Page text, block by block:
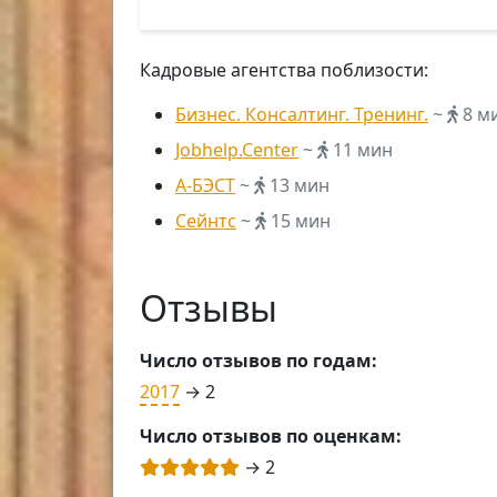
Кадровые агентства поблизости:
Бизнес. Консалтинг. Тренинг. ~
8
Jobhelp.Center~
11 мин
А-БЭСТ~
13 мин
Сейнтс ~ 15 мин
Отзывы
Число отзывов по годам:
2017 → 2
Число отзывов по оценкам:
→ 2